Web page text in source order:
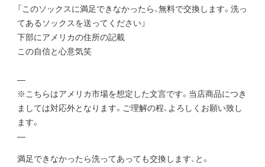
「このソックスに満足できなかったら、無料で交換します。洗っ
てあるソックスを送ってください」
下部にアメリカの住所の記載
この自信と心意気笑
—
※こちらはアメリカ市場を想定した文言です。当店商品につき
ましては対応外となります。ご理解の程、よろしくお願い致し
ます。
—
満足できなかったら洗ってあっても交換します、と。